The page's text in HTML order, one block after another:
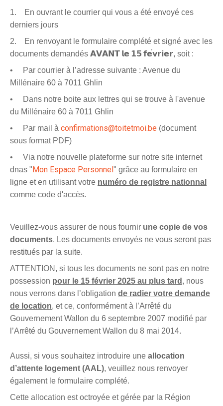
1. En ouvrant le courrier qui vous a été envoyé ces
derniers jours
2. En renvoyant le formulaire complété et signé avec les
documents demandés 𝗔𝗩𝗔𝗡𝗧 𝗹𝗲 𝟭𝟱 𝗳𝗲𝘃𝗿𝗶𝗲𝗿, soit :
• Par courrier à l’adresse suivante : Avenue du
Millénaire 60 à 7011 Ghlin
• Dans notre boite aux lettres qui se trouve à l'avenue
du Millénaire 60 à 7011 Ghlin
• Par mail à confirmations@toitetmoi.be (document
sous format PDF)
• Via notre nouvelle plateforme sur notre site internet
dnas "Mon Espace Personnel" grâce au formulaire en
ligne et en utilisant votre numéro de registre nationnal
comme code d'accès.
Veuillez-vous assurer de nous fournir une copie de vos
documents. Les documents envoyés ne vous seront pas
restitués par la suite.
ATTENTION, si tous les documents ne sont pas en notre
possession pour le 15 février 2025 au plus tard , nous
nous verrons dans l’obligation de radier votre demande
de location, et ce, conformément à l’Arrêté du
Gouvernement Wallon du 6 septembre 2007 modifié par
l’Arrêté du Gouvernement Wallon du 8 mai 2014.
Aussi, si vous souhaitez introduire une allocation
d’attente logement (AAL), veuillez nous renvoyer
également le formulaire complété.
Cette allocation est octroyée et gérée par la Région